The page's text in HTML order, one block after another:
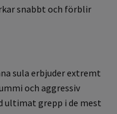
snabbt och förblir
sula erbjuder extremt
och aggressiv
grepp i de mest